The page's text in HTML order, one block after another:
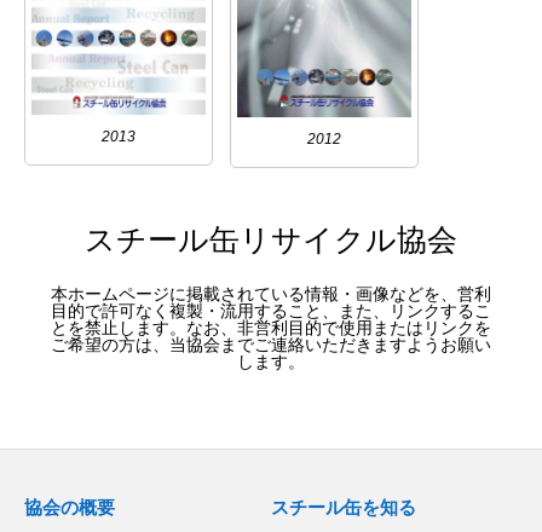
2013 2012
スチール缶リサイクル協会
本ホームページに掲載されている情報・画像などを、営利
目的で許可なく複製・流用すること、また、リンクするこ
とを禁止します。なお、非営利目的で使用またはリンクを
ご希望の方は、当協会までご連絡いただきますようお願い
します。
協会の概要 スチール缶を知る